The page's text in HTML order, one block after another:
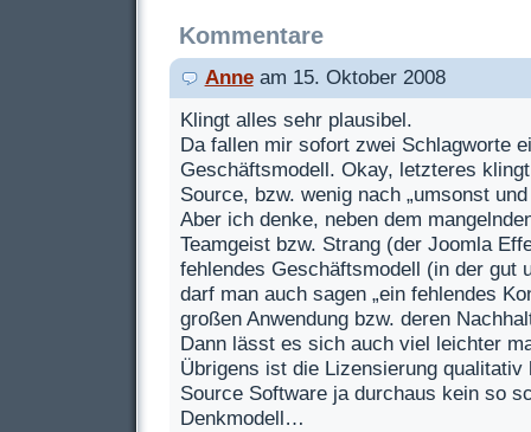
Kommentare
Anneam 15. Oktober 2008
Klingt alles sehr plausibel.
Da fallen mir sofort zwei Schlagworte
Geschäftsmodell. Okay, letzteres
Source, bzw. wenig nach „umsonst
Aber ich denke, neben dem
Teamgeist bzw. Strang (der Joomla
fehlendes Geschäftsmodell (in der gut
darf man auch sagen „ein fehlendes
großen Anwendung bzw. deren
Dann lässt es sich auch viel leichter
Übrigens ist die Lizensierung qualitativ
Source Software ja durchaus kein so
Denkmodell…